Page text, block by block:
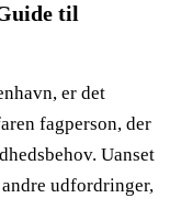
til
er det
fagperson, der
Uanset
udfordringer,